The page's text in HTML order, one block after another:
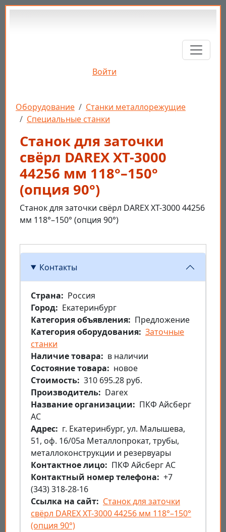
Перейти к основному содержанию
Войти
Строка навигации
Оборудование
Станки металлорежущие
Специальные станки
Станок для заточки
свёрл DAREX XT-3000
44256 мм 118°–150°
(опция 90°)
Станок для заточки свёрл DAREX XT-3000 44256
мм 118°–150° (опция 90°)
Контакты
Страна
Россия
Город
Екатеринбург
Категория объявления
Предложение
Категория оборудования Заточные
станки
Наличие товара
в наличии
Состояние товара
новое
Стоимость 310 695.28 руб.
Производитель
Darex
Название организации
ПКФ Айсберг
АС
Aдрес
г. Екатеринбург, ул. Малышева,
51, оф. 16/05а Металлопрокат, трубы,
металлоконструкции и резервуары
Контактное лицо
ПКФ Айсберг АС
Контактный номер телефона
+7
(343) 318-28-16
Ссылка на сайт
Станок для заточки
свёрл DAREX XT-3000 44256 мм 118°–150°
(опция 90°)